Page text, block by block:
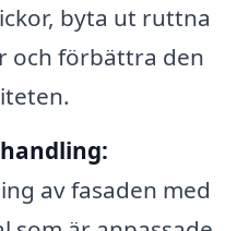
byta ut ruttna
och förbättra den
av fasaden med